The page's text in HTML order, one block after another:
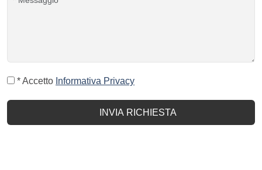
* Accetto Informativa Privacy
INVIA RICHIESTA